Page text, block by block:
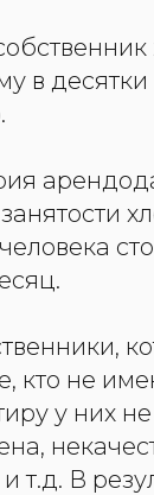
в
кто не
у них
т.д. В